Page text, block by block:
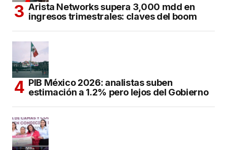
Arista Networks supera 3,000 mdd en
ingresos trimestrales: claves del boom
PIB México 2026: analistas suben
estimación a 1.2% pero lejos del Gobierno